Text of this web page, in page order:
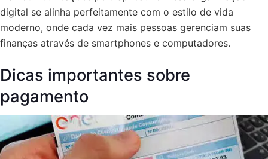
digital se alinha perfeitamente com o estilo de vida
moderno, onde cada vez mais pessoas gerenciam suas
finanças através de smartphones e computadores.
Dicas importantes sobre
pagamento